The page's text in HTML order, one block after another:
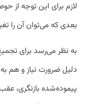
لازم برای این توجه از
بعدی که می‌توان آن را
به نظر می‌رسد برای
دلیل ضرورت نیاز و هم
پیموده‌شده بازنگری،